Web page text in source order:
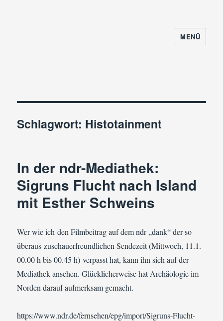
MENÜ
Schlagwort: Histotainment
In der ndr-Mediathek:
Sigruns Flucht nach Island
mit Esther Schweins
Wer wie ich den Filmbeitrag auf dem ndr „dank“ der so
überaus zuschauerfreundlichen Sendezeit (Mittwoch, 11.1.
00.00 h bis 00.45 h) verpasst hat, kann ihn sich auf der
Mediathek ansehen. Glücklicherweise hat Archäologie im
Norden darauf aufmerksam gemacht.
https://www.ndr.de/fernsehen/epg/import/Sigruns-Flucht-